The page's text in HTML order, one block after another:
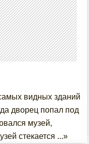
видных зданий
дворец попал под
музей,
стекается ...»